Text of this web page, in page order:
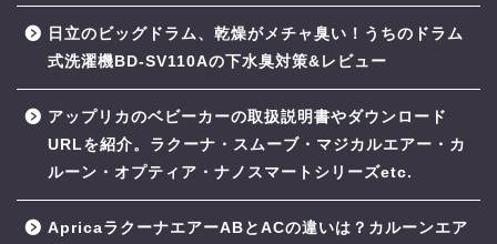
日立のビッグドラム、乾燥がメチャ臭い！うちのドラム
式洗濯機BD-SV110Aの下水臭対策&レビュー
アップリカのベビーカーの取扱説明書やダウンロード
URLを紹介。ラクーナ・スムーブ・マジカルエアー・カ
ルーン・オプティア・ナノスマートシリーズetc.
ApricaラクーナエアーABとACの違いは？カルーンエア